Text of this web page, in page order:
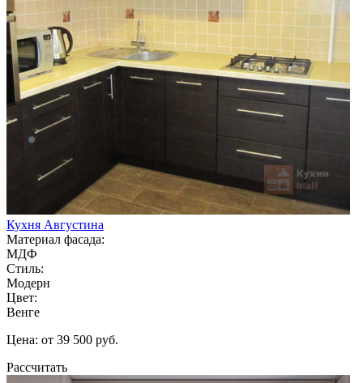
Кухня Августина
Материал фасада:
МДФ
Стиль:
Модерн
Цвет:
Венге
Цена: от 39 500 руб.
Рассчитать